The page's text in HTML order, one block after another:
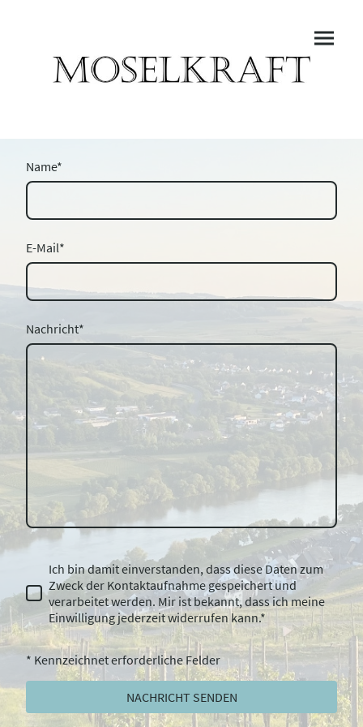
Name*
E-Mail*
Nachricht*
Ich bin damit einverstanden, dass diese Daten zum
Zweck der Kontaktaufnahme gespeichert und
verarbeitet werden. Mir ist bekannt, dass ich meine
Einwilligung jederzeit widerrufen kann.*
* Kennzeichnet erforderliche Felder
NACHRICHT SENDEN